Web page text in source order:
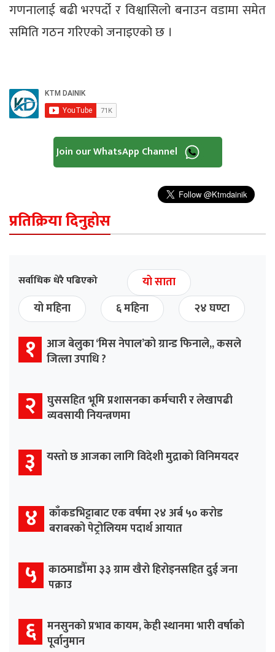
गणनालाई बढी भरपर्दो र विश्वासिलो बनाउन वडामा समेत
समिति गठन गरिएको जनाइएको छ ।
Join our WhatsApp Channel
प्रतिक्रिया दिनुहोस
सर्वाधिक धेरै पढिएको
यो साता
यो महिना
६ महिना २४ घण्टा
१
आज बेलुका ‘मिस नेपाल’को ग्रान्ड फिनाले,, कसले
जित्ला उपाधि ?
२
घुससहित भूमि प्रशासनका कर्मचारी र लेखापढी
व्यवसायी नियन्त्रणमा
३ यस्तो छ आजका लागि विदेशी मुद्राको विनिमयदर
४
काँकडभिट्टाबाट एक वर्षमा २४ अर्ब ५० करोड
बराबरको पेट्रोलियम पदार्थ आयात
५
काठमाडौँमा ३३ ग्राम खैरो हिरोइनसहित दुई जना
पक्राउ
६ मनसुनको प्रभाव कायम, केही स्थानमा भारी वर्षाको
पूर्वानुमान